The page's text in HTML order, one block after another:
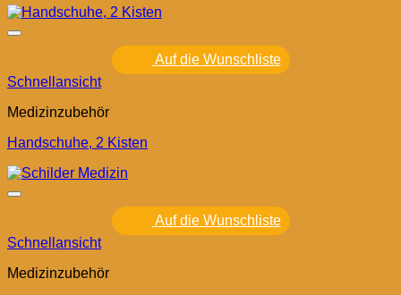
Auf die Wunschliste
Schnellansicht
Medizinzubehör
Handschuhe, 2 Kisten
Auf die Wunschliste
Schnellansicht
Medizinzubehör